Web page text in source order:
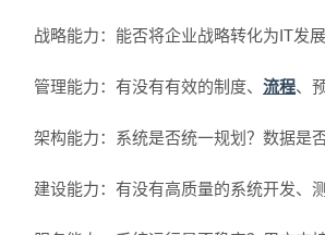
战略能力 ：能否将企业战略转化为IT发
管理能力 ：有没有有效的制度、 流程、
架构能力 ：系统是否统一规划？数据是
建设能力 ：有没有高质量的系统开发、